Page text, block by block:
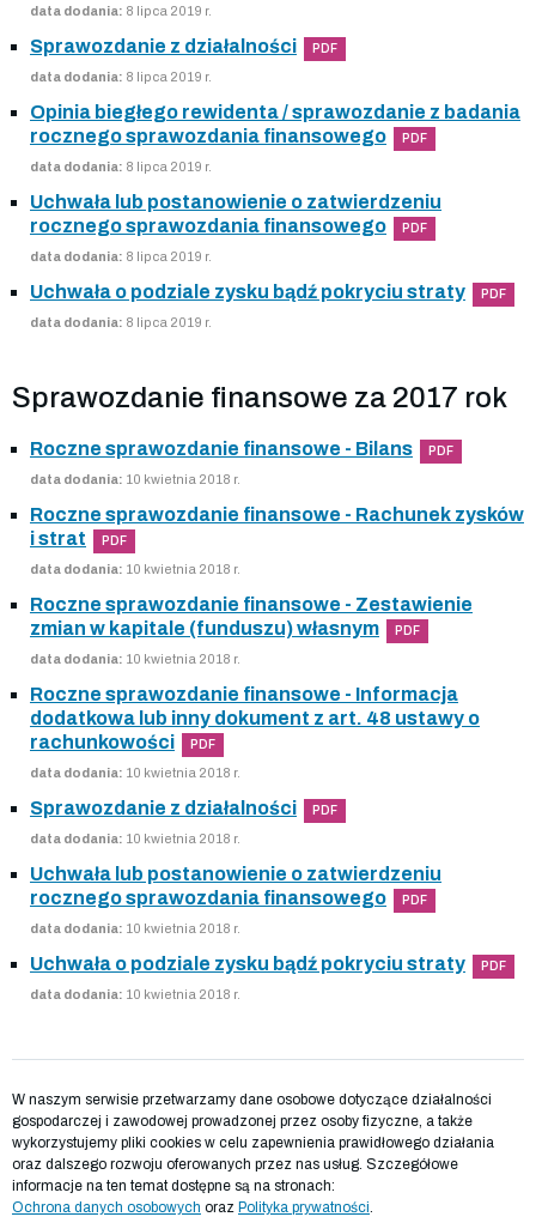
data dodania: 8 lipca 2019 r.
Sprawozdanie z działalności PDF
data dodania: 8 lipca 2019 r.
Opinia biegłego rewidenta / sprawozdanie z badania
rocznego sprawozdania finansowego
PDF
data dodania: 8 lipca 2019 r.
Uchwała lub postanowienie o zatwierdzeniu
rocznego sprawozdania finansowego
PDF
data dodania: 8 lipca 2019 r.
Uchwała o podziale zysku bądź pokryciu straty PDF
data dodania: 8 lipca 2019 r.
Sprawozdanie finansowe za 2017 rok
Roczne sprawozdanie finansowe - Bilans PDF
data dodania: 10 kwietnia 2018 r.
Roczne sprawozdanie finansowe - Rachunek zysków
i strat
PDF
data dodania: 10 kwietnia 2018 r.
Roczne sprawozdanie finansowe - Zestawienie
zmian w kapitale (funduszu) własnym
PDF
data dodania: 10 kwietnia 2018 r.
Roczne sprawozdanie finansowe - Informacja
dodatkowa lub inny dokument z art. 48 ustawy o
rachunkowości
PDF
data dodania: 10 kwietnia 2018 r.
Sprawozdanie z działalności PDF
data dodania: 10 kwietnia 2018 r.
Uchwała lub postanowienie o zatwierdzeniu
rocznego sprawozdania finansowego
PDF
data dodania: 10 kwietnia 2018 r.
Uchwała o podziale zysku bądź pokryciu straty PDF
data dodania: 10 kwietnia 2018 r.
W naszym serwisie przetwarzamy dane osobowe dotyczące działalności
gospodarczej i zawodowej prowadzonej przez osoby fizyczne, a także
wykorzystujemy pliki cookies w celu zapewnienia prawidłowego działania
oraz dalszego rozwoju oferowanych przez nas usług. Szczegółowe
informacje na ten temat dostępne są na stronach:
Ochrona danych osobowych oraz Polityka prywatności